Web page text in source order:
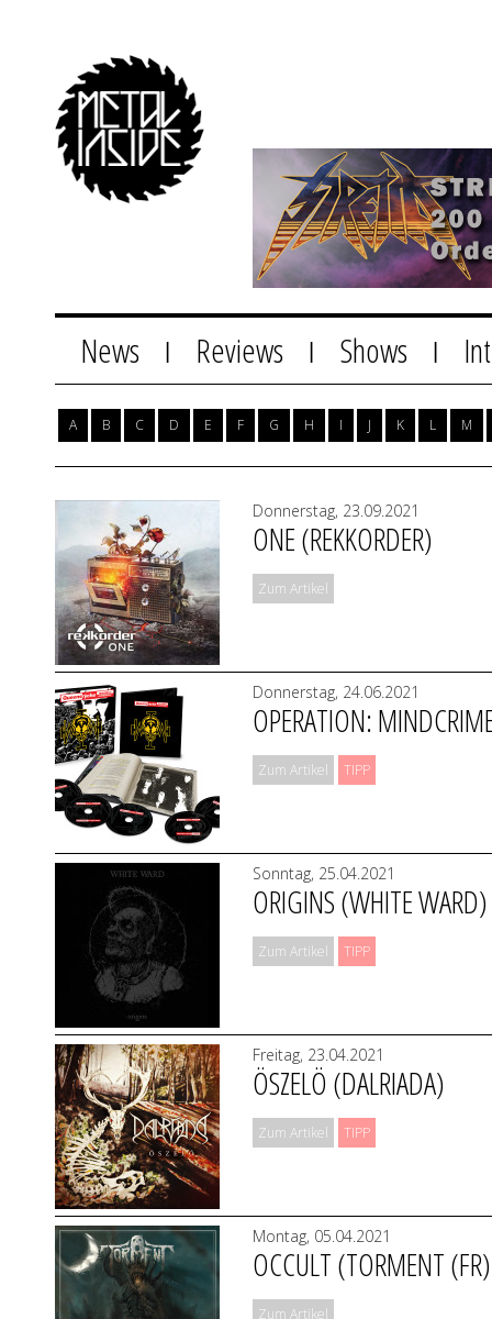
News Reviews Shows
A B C D E F G H I J K L M
Donnerstag, 23.09.2021
ONE (REKKORDER)
Zum Artikel
Donnerstag, 24.06.2021
OPERATION:
Zum Artikel TIPP
Sonntag, 25.04.2021
ORIGINS (WHITE WARD)
Zum Artikel TIPP
Freitag, 23.04.2021
ÖSZELÖ (DALRIADA)
Zum Artikel TIPP
Montag, 05.04.2021
OCCULT (TORMENT
Zum Artikel